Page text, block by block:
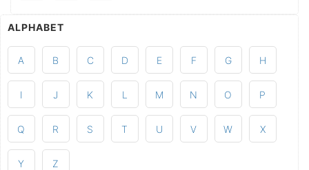
ALPHABET
A B C D E F G H
I J K L M N O P
Q R S T U V W X
Y Z